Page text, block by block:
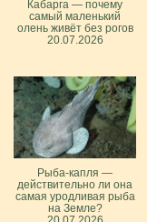
Кабарга — почему
самый маленький
олень живёт без рогов
20.07.2026
Рыба-капля —
действительно ли она
самая уродливая рыба
на Земле?
20.07.2026